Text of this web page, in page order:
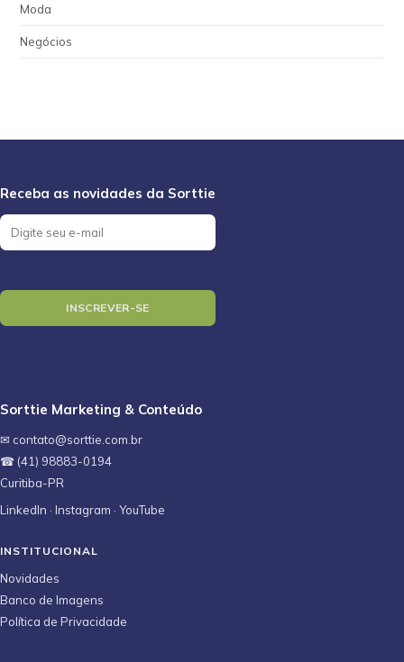
Moda
Negócios
Sorttie Marketing & Conteúdo
✉ contato@sorttie.com.br
☎ (41) 98883-0194
Curitiba-PR
LinkedIn · Instagram · YouTube
INSTITUCIONAL
Novidades
Banco de Imagens
Política de Privacidade